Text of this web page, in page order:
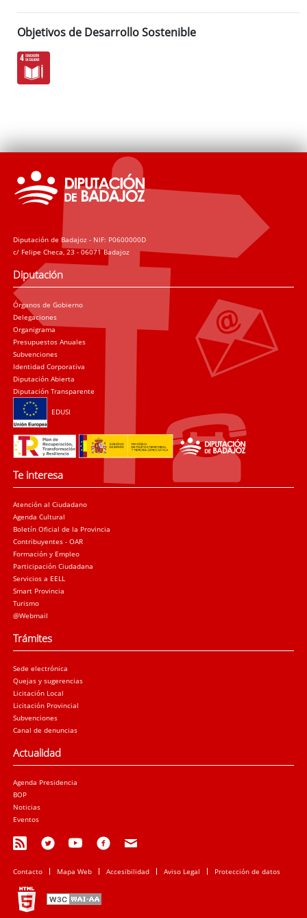
Objetivos de Desarrollo Sostenible
Diputación de Badajoz - NIF: P0600000D
c/ Felipe Checa, 23 - 06071 Badajoz
Diputación
Órganos de Gobierno
Delegaciones
Organigrama
Presupuestos Anuales
Subvenciones
Identidad Corporativa
Diputación Abierta
Diputación Transparente
EDUSI
Te interesa
Atención al Ciudadano
Agenda Cultural
Boletín Oficial de la Provincia
Contribuyentes - OAR
Formación y Empleo
Participación Ciudadana
Servicios a EELL
Smart Provincia
Turismo
@Webmail
Trámites
Sede electrónica
Quejas y sugerencias
Licitación Local
Licitación Provincial
Subvenciones
Canal de denuncias
Actualidad
Agenda Presidencia
BOP
Noticias
Eventos
Contacto Mapa Web Accesibilidad Aviso Legal Protección de datos